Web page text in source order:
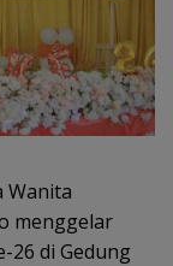
Wanita
menggelar
26 di Gedung